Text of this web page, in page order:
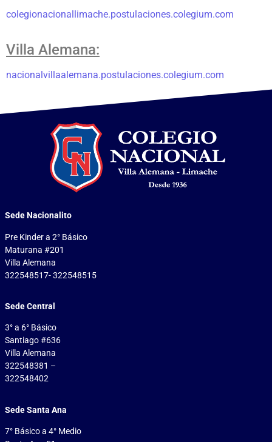
colegionacionallimache.postulaciones.colegium.com
Villa Alemana:
nacionalvillaalemana.postulaciones.colegium.com
Sede Nacionalito
Pre Kinder a 2° Básico
Maturana #201
Villa Alemana
322548517- 322548515
Sede Central
3° a 6° Básico
Santiago #636
Villa Alemana
322548381 –
322548402
Sede Santa Ana
7° Básico a 4° Medio